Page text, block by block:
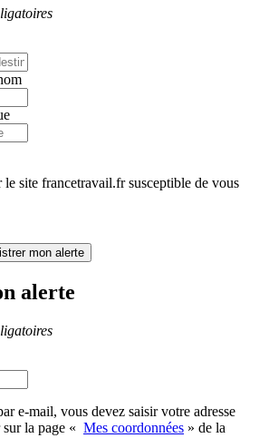
site francetravail.fr susceptible de vous
mon alerte
alerte
e-mail, vous devez saisir votre adresse
la page « Mes coordonnées » de la